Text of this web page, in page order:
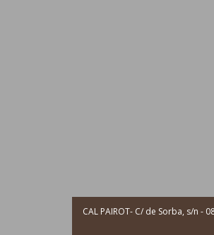
CAL PAIROT- C/ de Sorba, s/n -